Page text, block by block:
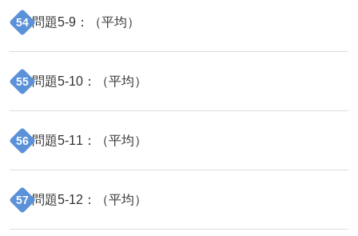
54 問題5-9 ：（平均）
55 問題5-10 ：（平均）
56 問題5-11 ：（平均）
57 問題5-12 ：（平均）